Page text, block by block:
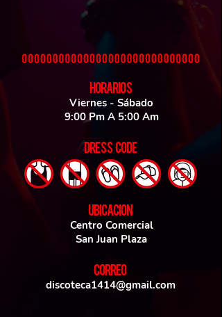
HORARIOS
Viernes - Sábado
9:00 Pm A 5:00 Am
DRESS CODE
UBICACIoN
Centro Comercial
San Juan Plaza
CORREO
discoteca1414@gmail.com